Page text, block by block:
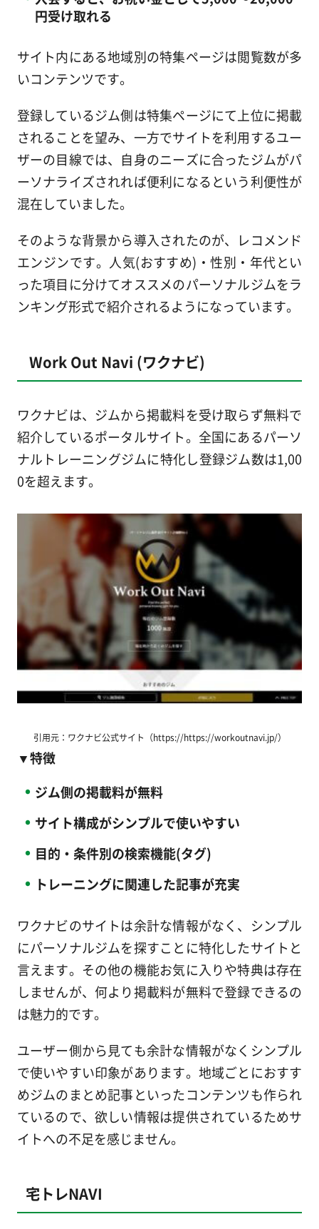
円受け取れる
サイト内にある地域別の特集ページは閲覧数が多
いコンテンツです。
登録しているジム側は特集ページにて上位に掲載
されることを望み、一方でサイトを利用するユー
ザーの目線では、自身のニーズに合ったジムがパ
ーソナライズされれば便利になるという利便性が
混在していました。
そのような背景から導入されたのが、レコメンド
エンジンです。人気(おすすめ)・性別・年代とい
った項目に分けてオススメのパーソナルジムをラ
ンキング形式で紹介されるようになっています。
Work Out Navi (ワクナビ)
ワクナビは、ジムから掲載料を受け取らず無料で
紹介しているポータルサイト。全国にあるパーソ
ナルトレーニングジムに特化し登録ジム数は1,00
0を超えます。
引用元：ワクナビ公式サイト（https://https://workoutnavi.jp/）
▼特徴
ジム側の掲載料が無料
サイト構成がシンプルで使いやすい
目的・条件別の検索機能(タグ)
トレーニングに関連した記事が充実
ワクナビのサイトは余計な情報がなく、シンプル
にパーソナルジムを探すことに特化したサイトと
言えます。その他の機能お気に入りや特典は存在
しませんが、何より掲載料が無料で登録できるの
は魅力的です。
ユーザー側から見ても余計な情報がなくシンプル
で使いやすい印象があります。地域ごとにおすす
めジムのまとめ記事といったコンテンツも作られ
ているので、欲しい情報は提供されているためサ
イトへの不足を感じません。
宅トレNAVI